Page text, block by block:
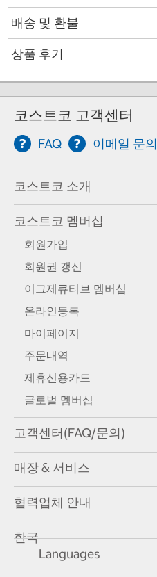
배송 및 환불
상품 후기
코스트코 고객센터
FAQ 이메일 문의
코스트코 소개
코스트코 멤버십
회원가입
회원권 갱신
이그제큐티브 멤버십
온라인등록
마이페이지
주문내역
제휴신용카드
글로벌 멤버십
고객센터(FAQ/문의)
매장 & 서비스
협력업체 안내
한국
Languages